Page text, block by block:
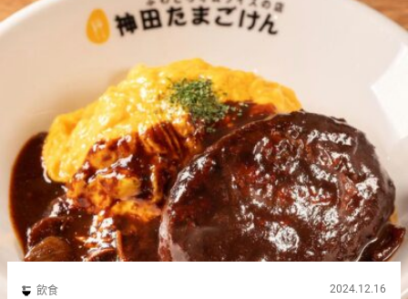
飲食 2024.12.16